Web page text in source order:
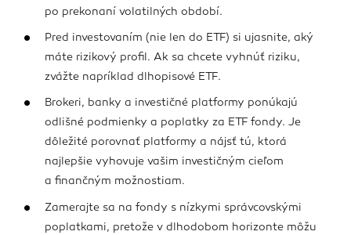
po prekonaní volatilných období.
Pred investovaním (nie len do ETF) si ujasnite, aký
máte rizikový profil. Ak sa chcete vyhnúť riziku,
zvážte napríklad dlhopisové ETF.
Brokeri, banky a investičné platformy ponúkajú
odlišné podmienky a poplatky za ETF fondy. Je
dôležité porovnať platformy a nájsť tú, ktorá
najlepšie vyhovuje vašim investičným cieľom
a finančným možnostiam.
Zamerajte sa na fondy s nízkymi správcovskými
poplatkami, pretože v dlhodobom horizonte môžu